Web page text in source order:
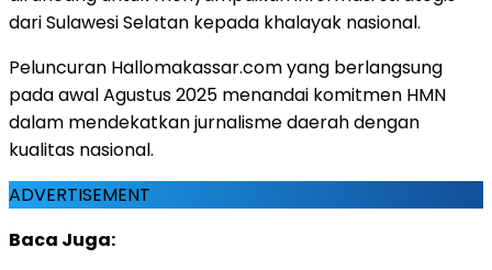
dari Sulawesi Selatan kepada khalayak nasional.
Peluncuran Hallomakassar.com yang berlangsung
pada awal Agustus 2025 menandai komitmen HMN
dalam mendekatkan jurnalisme daerah dengan
kualitas nasional.
ADVERTISEMENT
Baca Juga: